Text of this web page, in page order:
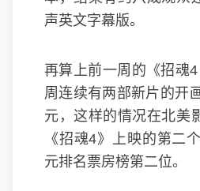
声英文字幕版。
再算上前一周的《招魂
周连续有两部新片的开
元，这样的情况在北美
《招魂4》上映的第二
元排名票房榜第二位。